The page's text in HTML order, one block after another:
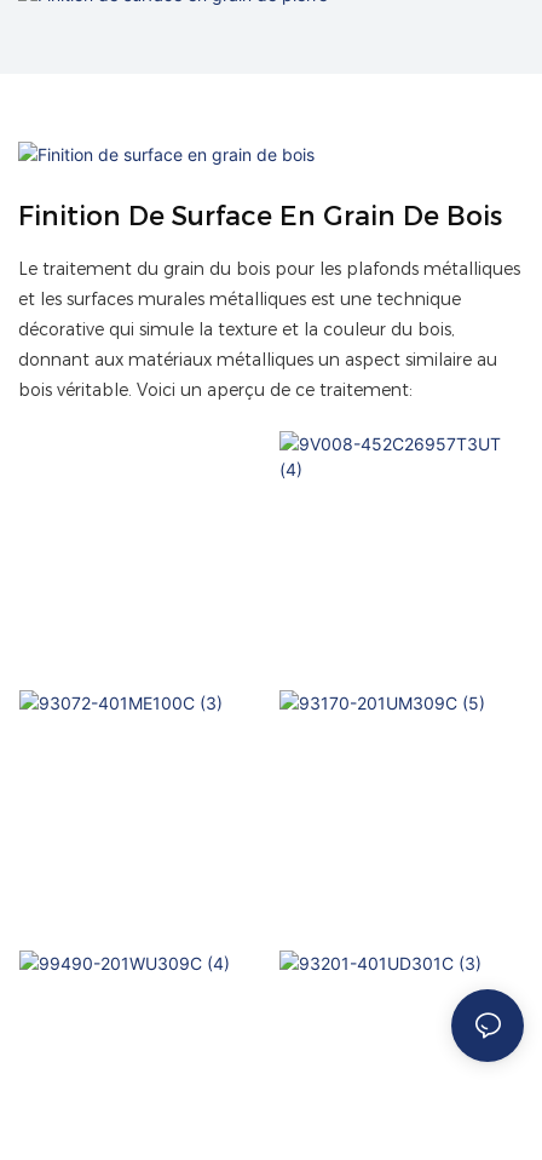
Finition De Surface En Grain De Bois
Le traitement du grain du bois pour les plafonds métalliques
et les surfaces murales métalliques est une technique
décorative qui simule la texture et la couleur du bois,
donnant aux matériaux métalliques un aspect similaire au
bois véritable. Voici un aperçu de ce traitement: